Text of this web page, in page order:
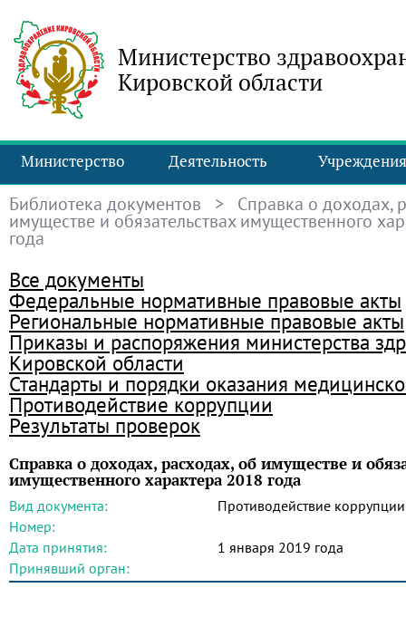
Министерство
Кировской области
Министерство Деятельность Учреждения
Библиотека документов > Справка о доходах,
имуществе и обязательствах имущественного
года
Все документы
Федеральные нормативные правовые акты
Региональные нормативные правовые акты
Приказы и распоряжения министерства
Кировской области
Стандарты и порядки оказания
Противодействие коррупции
Результаты проверок
Справка о доходах, расходах, об имуществе и
имущественного характера 2018 года
Вид документа:
Противодействие коррупции
Номер:
Дата принятия:
1 января 2019 года
Принявший орган: